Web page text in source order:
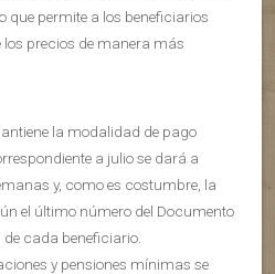
que permite a los beneficiarios
precios de manera más
la modalidad de pago
a julio se dará a
y, como es costumbre, la
el último número del Documento
cada beneficiario.
y pensiones mínimas se